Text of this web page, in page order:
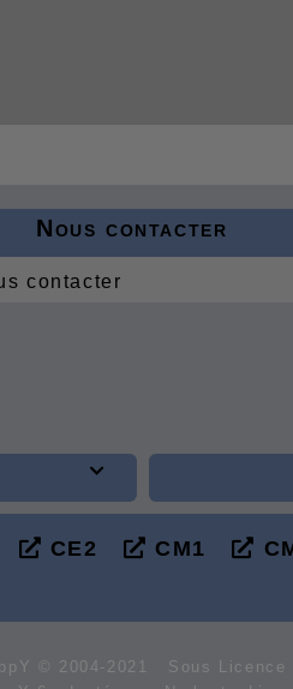
Nous contacter
contacter

CE2 CM1
© 2004-2021
Sous Licence